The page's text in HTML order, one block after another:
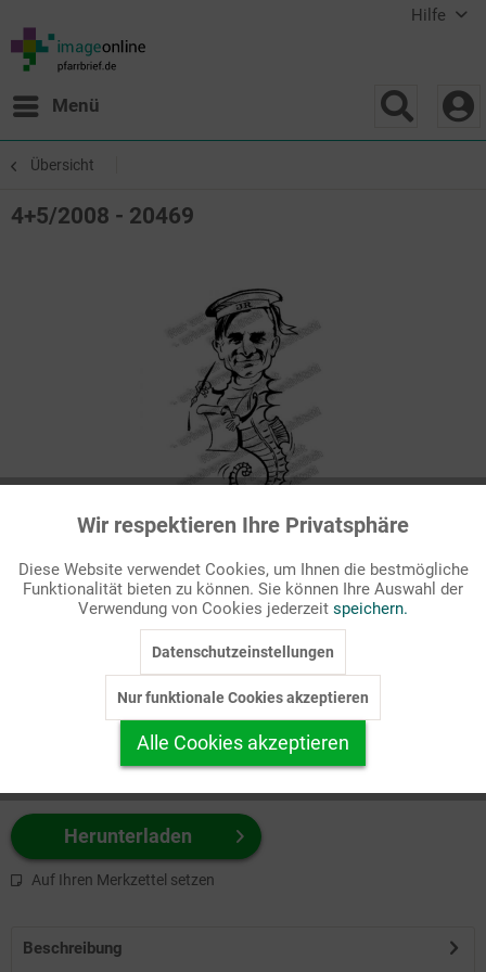
Hilfe
Menü
Übersicht
4+5/2008 - 20469
Passende Stichworte
Heilige/Personen, Medien/Kommunikation
zuerst Ihr Produktformat aus.
z.B. Farbe-Grafik, Schwarz-Weiß-Grafik, mit/ohne Text ...
Herunterladen
Auf Ihren Merkzettel setzen
Beschreibung
Funktionale Aktiv
Marketing Inaktiv
Personalisierung Inaktiv
Service
Wir respektieren Ihre Privatsphäre
Diese Website verwendet Cookies, um Ihnen die bestmögliche
Funktionalität bieten zu können. Sie können Ihre Auswahl der
Verwendung von Cookies jederzeit speichern.
Datenschutzeinstellungen
Nur funktionale Cookies akzeptieren
Alle Cookies akzeptieren